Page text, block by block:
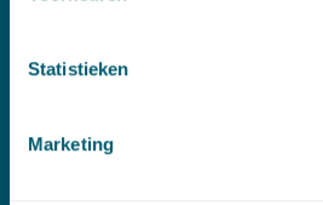
Statistieken
Marketing